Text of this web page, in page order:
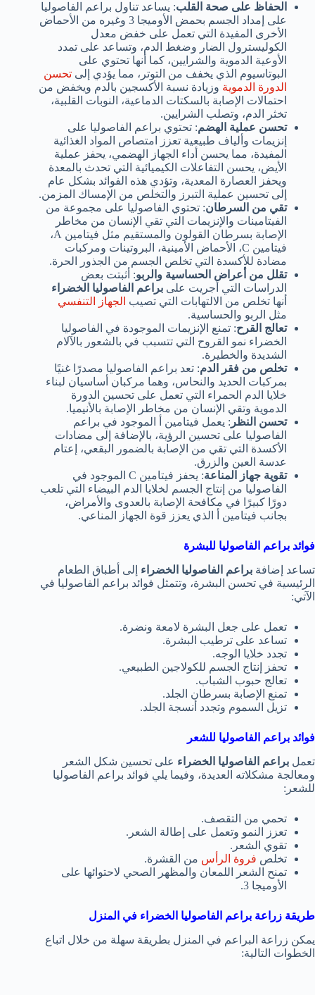
الحفاظ على صحة القلب: يساعد تناول براعم الفاصوليا
على إمداد الجسم بحمض الأوميجا 3 وغيره من الأحماض
الأخرى المفيدة التي تعمل على خفض معدل
الكوليسترول الضار وضغط الدم، وتساعد على تمدد
الأوعية الدموية والشرايين، كما أنها تحتوي على
البوتاسيوم الذي يخفف من التوتر، مما يؤدي إلى تحسن
الدورة الدموية وزيادة نسبة الأكسجين بالدم ويخفض من
احتمالات الإصابة بالسكتات الدماعية، النوبات القلبية،
تخثر الدم، وتصلب الشرايين.
تحسن عملية الهضم: تحتوي براعم الفاصوليا على
إنزيمات وألياف طبيعية تعزز امتصاص المواد الغذائية
المفيدة، مما يحسن أداء الجهاز الهضمي، يحفز عملية
الأيض، يحسن التفاعلات الكيميائية التي تحدث بالمعدة
ويحفز العصارة المعدية، وتؤدي هذه الفوائد بشكل عام
إلى تحسين عملية التبرز والتخلص من الإمساك المزمن.
تقي من السرطان: تحتوي الفاصوليا على مجموعة من
الفيتامينات والإنزيمات التي تقي الإنسان من مخاطر
الإصابة بسرطان القولون والمستقيم مثل فيتامين A،
فيتامين C، الأحماض الأمينية، البروتينات ومركبات
مضادة للأكسدة التي تخلص الجسم من الجذور الحرة.
تقلل من أعراض الحساسية والربو: أثبتت بعض
الدراسات التي أجريت على براعم الفاصوليا الخضراء
أنها تخلص من الالتهابات التي تصيب الجهاز التنفسي
مثل الربو والحساسية.
تعالج القرح: تمنع الإنزيمات الموجودة في الفاصوليا
الخضراء نمو القروح التي تتسبب في بالشعور بالآلام
الشديدة والخطيرة.
تخلص من فقر الدم: تعد براعم الفاصوليا مصدرًا غنيًا
بمركبات الحديد والنحاس، وهما مركبان أساسيان لبناء
خلايا الدم الحمراء التي تعمل على تحسين الدورة
الدموية وتقي الإنسان من مخاطر الإصابة بالأنيميا.
تحسن النظر : يعمل فيتامين أ الموجود في براعم
الفاصوليا على تحسين الرؤية، بالإضافة إلى مضادات
الأكسدة التي تقي من الإصابة بالضمور البقعي، إعتام
عدسة العين والزرق.
تقوية جهاز المناعة
: يحفز فيتامين C الموجود في
الفاصوليا من إنتاج الجسم لخلايا الدم البيضاء التي تلعب
دورًا كبيرًا في مكافحة الإصابة بالعدوى والأمراض،
بجانب فيتامين أ الذي يعزز قوة الجهاز المناعي.
فوائد براعم الفاصوليا للبشرة
تساعد إضافة براعم الفاصوليا الخضراء إلى أطباق الطعام
الرئيسية في تحسن البشرة، وتتمثل فوائد براعم الفاصوليا في
الآتي:
تعمل على جعل البشرة لامعة ونضرة.
تساعد على ترطيب البشرة.
تجدد خلايا الوجه.
تحفز إنتاج الجسم للكولاجين الطبيعي.
تعالج حبوب الشباب.
تمنع الإصابة بسرطان الجلد.
تزيل السموم وتجدد أنسجة الجلد.
فوائد براعم الفاصوليا للشعر
تعمل براعم الفاصوليا الخضراء على تحسين شكل الشعر
ومعالجة مشكلاته العديدة، وفيما يلي فوائد براعم الفاصوليا
للشعر:
تحمي من التقصف.
تعزز النمو وتعمل على إطالة الشعر.
تقوي الشعر.
تخلص فروة الرأس من القشرة.
تمنح الشعر اللمعان والمظهر الصحي لاحتوائها على
الأوميجا 3.
طريقة زراعة براعم الفاصوليا الخضراء في المنزل
يمكن زراعة البراعم في المنزل بطريقة سهلة من خلال اتباع
الخطوات التالية: